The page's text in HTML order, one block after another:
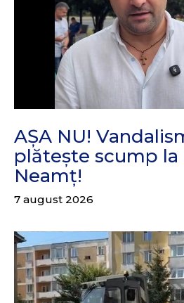
AȘA NU!
plătește scump la
Neamț!
7 august 2026